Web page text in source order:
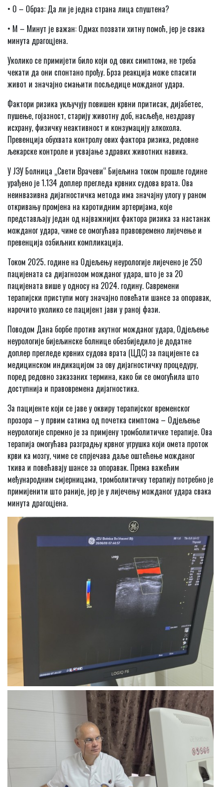
• О – Образ: Да ли је једна страна лица спуштена?
• М – Минут је важан: Одмах позвати хитну помоћ, јер је свака
минута драгоцјена.
Уколико се примијети било који од ових симптома, не треба
чекати да они спонтано прођу. Брза реакција може спасити
живот и значајно смањити посљедице можданог удара.
Фактори ризика укључују повишен крвни притисак, дијабетес,
пушење, гојазност, старију животну доб, насљеђе, нездраву
исхрану, физичку неактивност и конзумацију алкохола.
Превенција обухвата контролу ових фактора ризика, редовне
љекарске контроле и усвајање здравих животних навика.
У ЈЗУ Болница „Свети Врачеви“ Бијељина током прошле године
урађено је 1.134 доплер прегледа крвних судова врата. Ова
неинвазивна дијагностичка метода има значајну улогу у раном
откривању промјена на каротидним артеријама, које
представљају један од најважнијих фактора ризика за настанак
можданог удара, чиме се омогућава правовремено лијечење и
превенција озбиљних компликација.
Током 2025. године на Одјељењу неурологије лијечено је 250
пацијената са дијагнозом можданог удара, што је за 20
пацијената више у односу на 2024. годину. Савремени
терапијски приступи могу значајно повећати шансе за опоравак,
нарочито уколико се пацијент јави у раној фази.
Поводом Дана борбе против акутног можданог удара, Одјељење
неурологије бијељинске болнице обезбиједило је додатне
доплер прегледе крвних судова врата (ЦДС) за пацијенте са
медицинском индикацијом за ову дијагностичку процедуру,
поред редовно заказаних термина, како би се омогућила што
доступнија и правовремена дијагностика.
За пацијенте који се јаве у оквиру терапијског временског
прозора – у првим сатима од почетка симптома – Одјељење
неурологије спремно је за примјену тромболитичке терапије. Ова
терапија омогућава разградњу крвног угрушка који омета проток
крви ка мозгу, чиме се спрјечава даље оштећење можданог
ткива и повећавају шансе за опоравак. Према важећим
међународним смјерницама, тромболитичку терапију потребно је
примијенити што раније, јер је у лијечењу можданог удара свака
минута драгоцјена.